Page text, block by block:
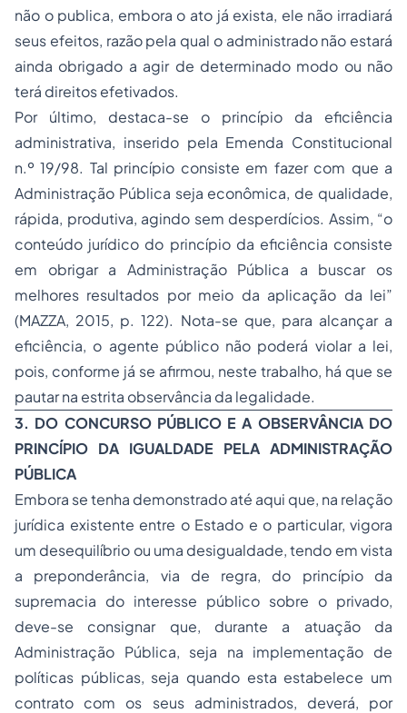
não o publica, embora o ato já exista, ele não irradiará
seus efeitos, razão pela qual o administrado não estará
ainda obrigado a agir de determinado modo ou não
terá direitos efetivados.
Por último, destaca-se o princípio da eficiência
administrativa, inserido pela Emenda Constitucional
n.º 19/98. Tal princípio consiste em fazer com que a
Administração Pública seja econômica, de qualidade,
rápida, produtiva, agindo sem desperdícios. Assim, “o
conteúdo jurídico do princípio da eficiência consiste
em obrigar a Administração Pública a buscar os
melhores resultados por meio da aplicação da lei”
(MAZZA, 2015, p. 122). Nota-se que, para alcançar a
eficiência, o agente público não poderá violar a lei,
pois, conforme já se afirmou, neste trabalho, há que se
pautar na estrita observância da legalidade.
3. DO CONCURSO PÚBLICO E A OBSERVÂNCIA DO
PRINCÍPIO DA IGUALDADE PELA ADMINISTRAÇÃO
PÚBLICA
Embora se tenha demonstrado até aqui que, na relação
jurídica existente entre o Estado e o particular, vigora
um desequilíbrio ou uma desigualdade, tendo em vista
a preponderância, via de regra, do princípio da
supremacia do interesse público sobre o privado,
deve-se consignar que, durante a atuação da
Administração Pública, seja na implementação de
políticas públicas, seja quando esta estabelece um
contrato com os seus administrados, deverá, por